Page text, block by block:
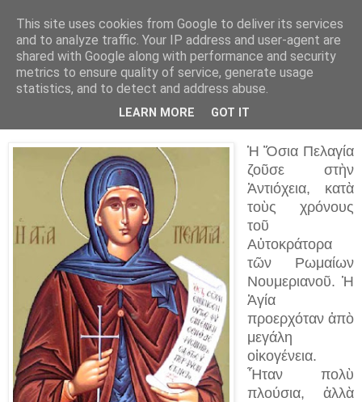
8 Οκτ 2023
Ἡ Ὁσία Πελαγία (8 Ὀκτωβρίου †)
Ἡ Ὅσια Πελαγία
ζοῦσε στὴν
Ἀντιόχεια, κατὰ
τοὺς χρόνους
τοῦ
Αὐτοκράτορα
τῶν Ρωμαίων
Νουμεριανοῦ. Ἡ
Ἁγία
προερχόταν ἀπὸ
μεγάλη
οἰκογένεια.
Ἦταν πολὺ
πλούσια, ἀλλὰ
This site uses cookies from Google to deliver its services
and to analyze traffic. Your IP address and user-agent are
shared with Google along with performance and security
metrics to ensure quality of service, generate usage
statistics, and to detect and address abuse.
LEARN MORE GOT IT